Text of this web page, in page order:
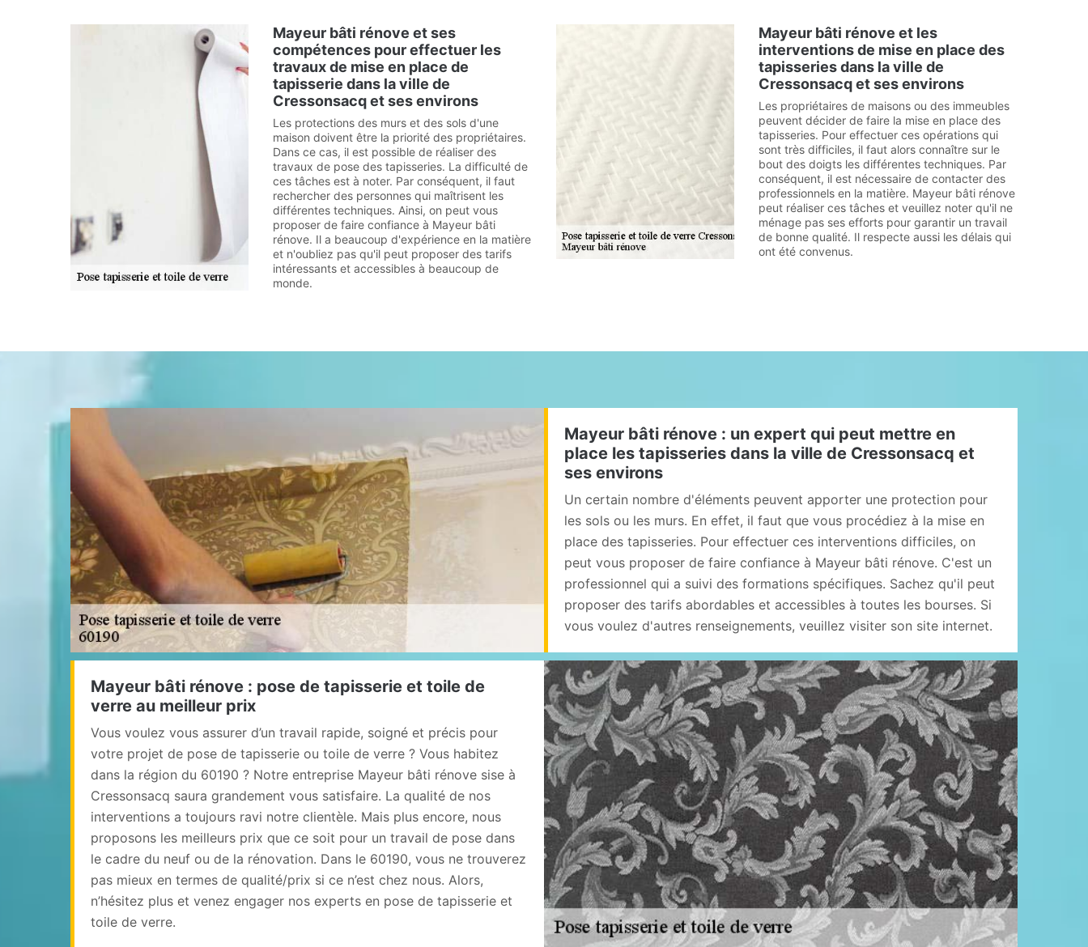
Mayeur bâti rénove et ses
compétences pour effectuer les
travaux de mise en place de
tapisserie dans la ville de
Cressonsacq et ses environs
Les protections des murs et des sols d'une
maison doivent être la priorité des propriétaires.
Dans ce cas, il est possible de réaliser des
travaux de pose des tapisseries. La difficulté de
ces tâches est à noter. Par conséquent, il faut
rechercher des personnes qui maîtrisent les
différentes techniques. Ainsi, on peut vous
proposer de faire confiance à Mayeur bâti
rénove. Il a beaucoup d'expérience en la matière
et n'oubliez pas qu'il peut proposer des tarifs
intéressants et accessibles à beaucoup de
monde.
Mayeur bâti rénove et les
interventions de mise en place des
tapisseries dans la ville de
Cressonsacq et ses environs
Les propriétaires de maisons ou des immeubles
peuvent décider de faire la mise en place des
tapisseries. Pour effectuer ces opérations qui
sont très difficiles, il faut alors connaître sur le
bout des doigts les différentes techniques. Par
conséquent, il est nécessaire de contacter des
professionnels en la matière. Mayeur bâti rénove
peut réaliser ces tâches et veuillez noter qu'il ne
ménage pas ses efforts pour garantir un travail
de bonne qualité. Il respecte aussi les délais qui
ont été convenus.
Mayeur bâti rénove : un expert qui peut mettre en
place les tapisseries dans la ville de Cressonsacq et
ses environs
Un certain nombre d'éléments peuvent apporter une protection pour
les sols ou les murs. En effet, il faut que vous procédiez à la mise en
place des tapisseries. Pour effectuer ces interventions difficiles, on
peut vous proposer de faire confiance à Mayeur bâti rénove. C'est un
professionnel qui a suivi des formations spécifiques. Sachez qu'il peut
proposer des tarifs abordables et accessibles à toutes les bourses. Si
vous voulez d'autres renseignements, veuillez visiter son site internet.
Mayeur bâti rénove : pose de tapisserie et toile de
verre au meilleur prix
Vous voulez vous assurer d’un travail rapide, soigné et précis pour
votre projet de pose de tapisserie ou toile de verre ? Vous habitez
dans la région du 60190 ? Notre entreprise Mayeur bâti rénove sise à
Cressonsacq saura grandement vous satisfaire. La qualité de nos
interventions a toujours ravi notre clientèle. Mais plus encore, nous
proposons les meilleurs prix que ce soit pour un travail de pose dans
le cadre du neuf ou de la rénovation. Dans le 60190, vous ne trouverez
pas mieux en termes de qualité/prix si ce n’est chez nous. Alors,
n’hésitez plus et venez engager nos experts en pose de tapisserie et
toile de verre.